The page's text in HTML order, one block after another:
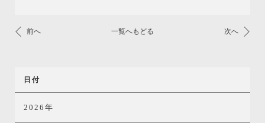
前へ 一覧へもどる 次へ
日付
2026年